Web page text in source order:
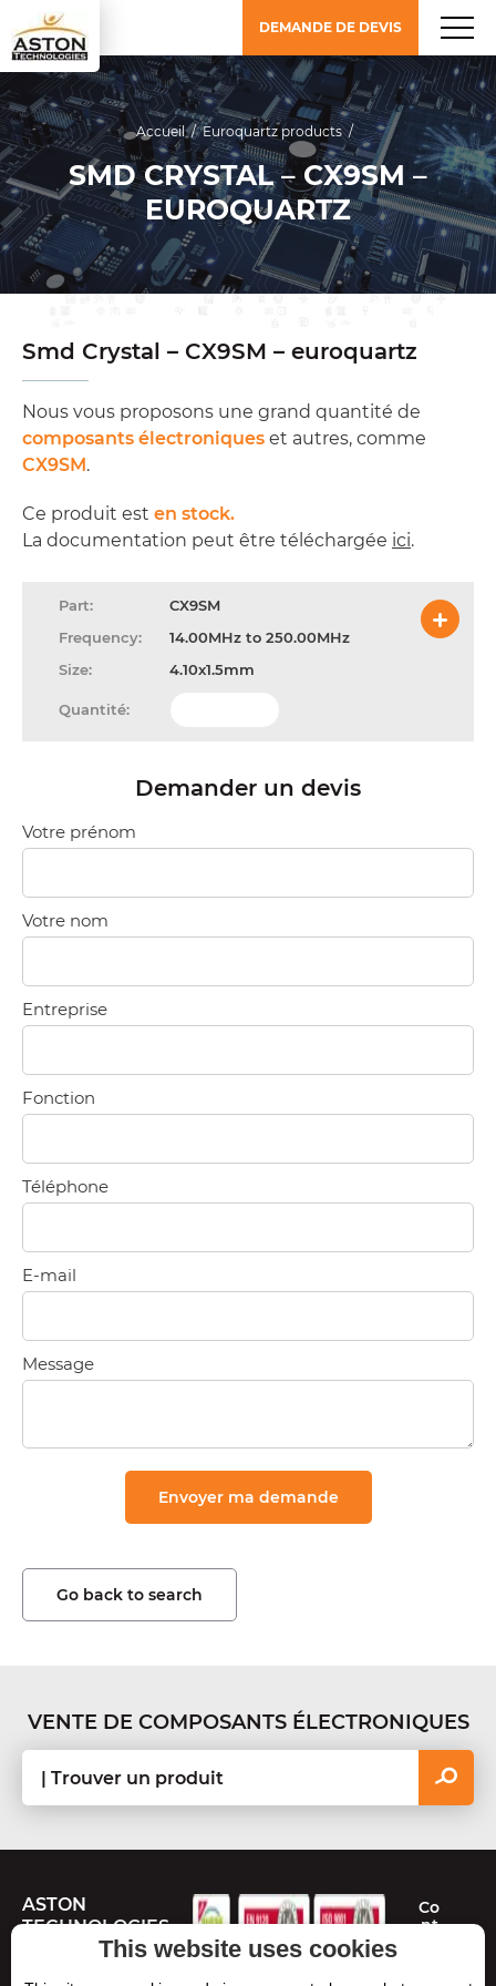
DEMANDE DE DEVIS
Accueil / Euroquartz products /
SMD CRYSTAL – CX9SM –
EUROQUARTZ
Smd Crystal – CX9SM – euroquartz
Nous vous proposons une grand quantité de
composants électroniques et autres, comme
CX9SM.
Ce produit est en stock.
La documentation peut être téléchargée ici.
CX9SM
14.00MHz to 250.00MHz
4.10x1.5mm
Demander un devis
Votre prénom
Votre nom
Entreprise
Fonction
Téléphone
E-mail
Message
Go back to search
VENTE DE COMPOSANTS ÉLECTRONIQUES
ASTON
TECHNOLOGIES
Co
nt
This website uses cookies